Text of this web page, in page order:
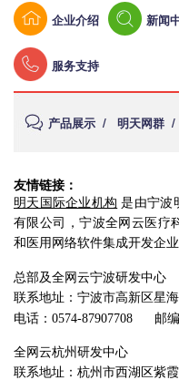
企业介绍 新闻
服务支持
产品展示 / 明天网群 /
友情链接：
明天国际企业机构 是由宁波
有限公司，宁波全网云医疗
和医用网络软件集成开发企
总部及全网云宁波研发中心
联系地址：宁波市高新区星
电话：0574-87907708
邮
全网云杭州研发中心
联系地址：杭州市西湖区紫